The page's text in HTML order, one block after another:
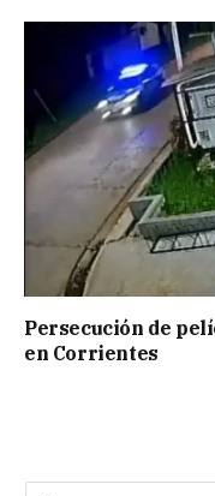
Persecución de
en Corrientes